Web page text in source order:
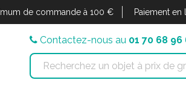
de commande à 100 € Paiement
Contactez-nous au 01 70 68 96